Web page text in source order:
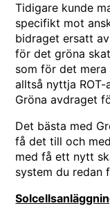
Tidigare kunde
specifikt mot
bidraget ersatt
för det gröna
som för det mera
alltså nyttja
Gröna avdraget
Det bästa med
få det till och
med få ett nytt
system du redan